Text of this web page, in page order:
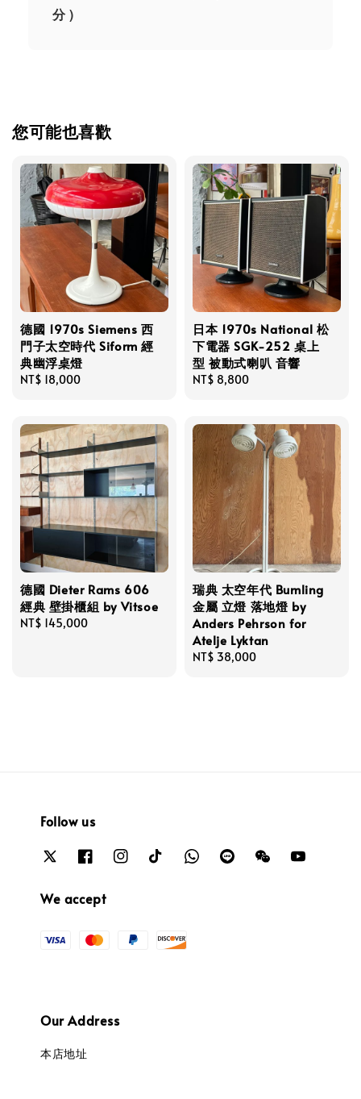
分 )
您可能也喜歡
德國 1970s Siemens 西
門子太空時代 Siform 經
典幽浮桌燈
Regular
NT$ 18,000
日本 1970s National 松
下電器 SGK-252 桌上
型 被動式喇叭 音響
Regular
NT$ 8,800
德國 Dieter Rams 606
經典 壁掛櫃組 by Vitsoe
Regular
NT$ 145,000
瑞典 太空年代 Bumling
金屬 立燈 落地燈 by
Anders Pehrson for
Atelje Lyktan
Regular
NT$ 38,000
Follow us
We accept
Our Address
本店地址